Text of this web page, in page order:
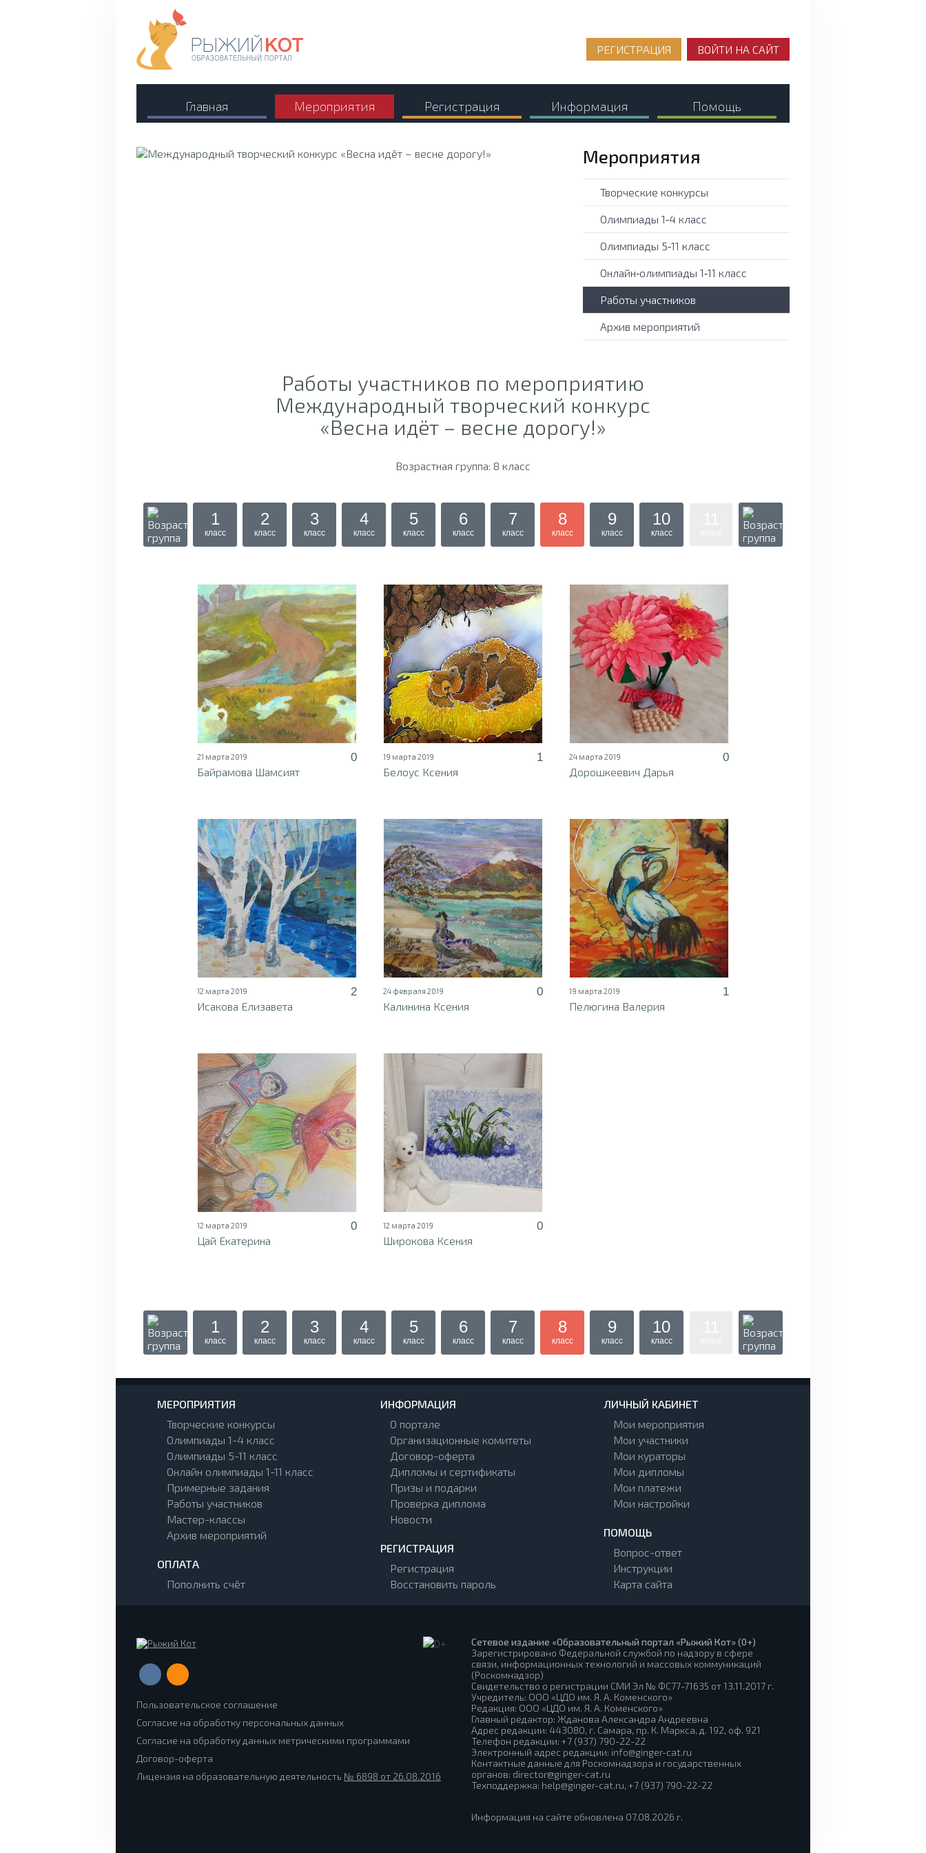
РЕГИСТРАЦИЯ ВОЙТИ НА САЙТ
Главная Мероприятия Регистрация Информация Помощь
Мероприятия
Творческие конкурсы
Олимпиады 1‑4 класс
Олимпиады 5‑11 класс
Онлайн‑олимпиады 1‑11 класс
Работы участников
Архив мероприятий
Работы участников по мероприятию
Международный творческий конкурс
«Весна идёт – весне дорогу!»
Возрастная группа: 8 класс
1
класс
2
класс
3
класс
4
класс
5
класс
6
класс
7
класс
8
класс
9
класс
10
класс
21 марта 2019
0
Байрамова Шамсият
19 марта 2019
1
Белоус Ксения
24 марта 2019
0
Дорошкеевич Дарья
12 марта 2019
2
Исакова Елизавета
24 февраля 2019
0
Калинина Ксения
19 марта 2019
1
Пелюгина Валерия
12 марта 2019
0
Цай Екатерина
12 марта 2019
0
Широкова Ксения
1
класс
2
класс
3
класс
4
класс
5
класс
6
класс
7
класс
8
класс
9
класс
10
класс
МЕРОПРИЯТИЯ
Творческие конкурсы
Олимпиады 1-4 класс
Олимпиады 5-11 класс
Онлайн олимпиады 1-11 класс
Примерные задания
Работы участников
Мастер-классы
Архив мероприятий
ОПЛАТА
Пополнить счёт
ИНФОРМАЦИЯ
О портале
Организационные комитеты
Договор-оферта
Дипломы и сертификаты
Призы и подарки
Проверка диплома
Новости
РЕГИСТРАЦИЯ
Регистрация
Восстановить пароль
ЛИЧНЫЙ КАБИНЕТ
Мои мероприятия
Мои участники
Мои кураторы
Мои дипломы
Мои платежи
Мои настройки
ПОМОЩЬ
Вопрос-ответ
Инструкции
Карта сайта
Пользовательское соглашение
Согласие на обработку персональных данных
Согласие на обработку данных метрическими программами
Договор-оферта
Лицензия на образовательную деятельность № 6898 от 26.08.2016
Сетевое издание «Образовательный портал «Рыжий Кот» (0+)
Зарегистрировано Федеральной службой по надзору в сфере
связи, информационных технологий и массовых коммуникаций
(Роскомнадзор)
Свидетельство о регистрации СМИ Эл № ФС77-71635 от 13.11.2017 г.
Учредитель: ООО «ЦДО им. Я. А. Коменского»
Редакция: ООО «ЦДО им. Я. А. Коменского»
Главный редактор: Жданова Александра Андреевна
Адрес редакции: 443080, г. Самара, пр. К. Маркса, д. 192, оф. 921
Телефон редакции: +7 (937) 790-22-22
Электронный адрес редакции: info@ginger-cat.ru
Контактные данные для Роскомнадзора и государственных
органов: director@ginger-cat.ru
Техподдержка: help@ginger-cat.ru, +7 (937) 790-22-22
Информация на сайте обновлена 07.08.2026 г.